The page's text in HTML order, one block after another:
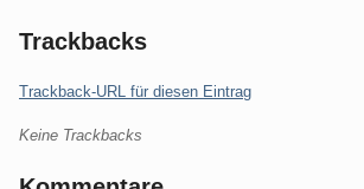
Trackbacks
Trackback-URL für diesen Eintrag
Keine Trackbacks